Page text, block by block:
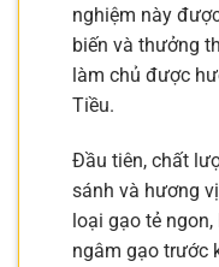
nghiệm này
biến và thưởng
làm chủ được
Tiều.
Đầu tiên, chất
sánh và hương
loại gạo tẻ
ngâm gạo trước